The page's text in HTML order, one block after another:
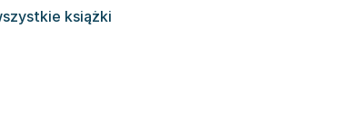
książki